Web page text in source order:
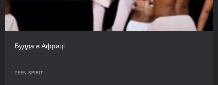
Будда в Африці
TEEN SPIRIT